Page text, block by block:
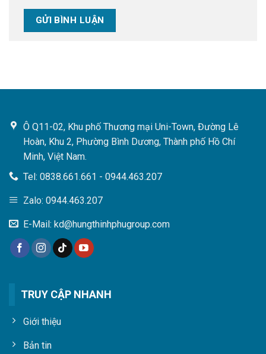
Ô Q11-02, Khu phố Thương mại Uni-Town, Đường Lê
Hoàn, Khu 2, Phường Bình Dương, Thành phố Hồ Chí
Minh, Việt Nam.
Tel: 0838.661.661 - 0944.463.207
Zalo: 0944.463.207
E-Mail: kd@hungthinhphugroup.com
TRUY CẬP NHANH
Giới thiệu
Bản tin